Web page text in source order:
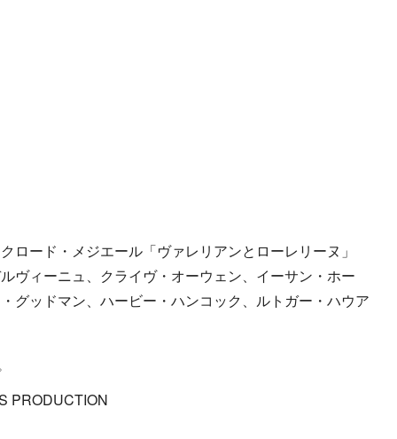
ロード・メジエール「ヴァレリアンとローレリーヌ」
ヴィーニュ、クライヴ・オーウェン、イーサン・ホー
グッドマン、ハービー・ハンコック、ルトガー・ハウア
PRODUCTION